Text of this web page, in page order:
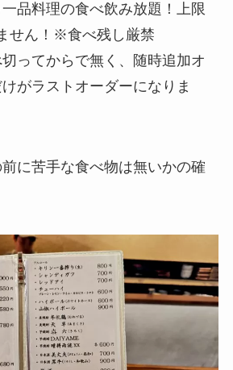
品料理の食べ飲み放題！上限
せん！※食べ残し厳禁
ってからで無く、随時追加オ
がラストオーダーになりま
に苦手な食べ物は無いかの確